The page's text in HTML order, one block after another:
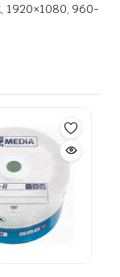
1920×1080, 960-